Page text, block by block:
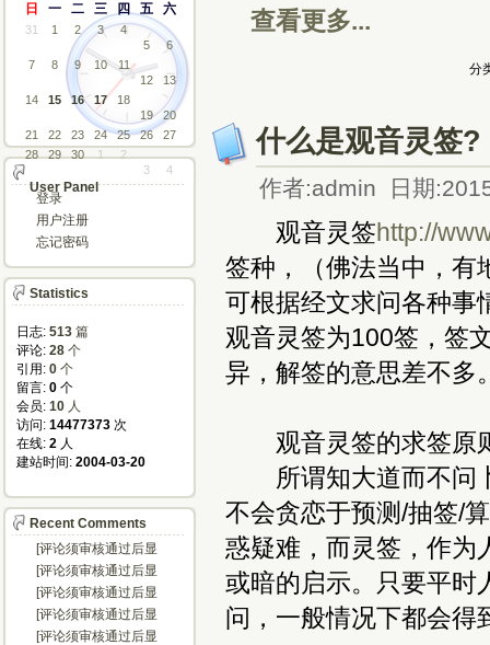
查看更多...
分
什么是观音灵签?
作者:admin 日期
观音灵签http://
签种，（佛法当中，有
可根据经文求问各种事
观音灵签为100签，签
异，解签的意思差不多
观音灵签的求签原
所谓知大道而不问卜
不会贪恋于预测/抽签/
惑疑难，而灵签，作为
或暗的启示。只要平时
问，一般情况下都会得
日
一 二 三 四 五 六
31 1 2 3
4
5
6
7
8 9 10
11
12
13
14
15 16 17
18
19
20
21
22 23 24 25 26
27
28
29 30 1
2
3
4
User Panel
登录
用户注册
忘记密码
Statistics
日志: 513 篇
评论: 28 个
引用: 0 个
留言: 0 个
会员: 10 人
访问: 14477373 次
在线: 2 人
建站时间: 2004-03-20
Recent Comments
[评论须审核通过后显
示...]
[评论须审核通过后显
示...]
[评论须审核通过后显
示...]
[评论须审核通过后显
示...]
[评论须审核通过后显